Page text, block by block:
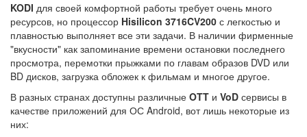
KODI для своей комфортной работы требует очень много
ресурсов, но процессор Hisilicon 3716CV200 с легкостью и
плавностью выполняет все эти задачи. В наличии фирменные
"вкусности" как запоминание времени остановки последнего
просмотра, перемотки прыжками по главам образов DVD или
BD дисков, загрузка обложек к фильмам и многое другое.
В разных странах доступны различные OTT и VoD сервисы в
качестве приложений для ОС Android, вот лишь некоторые из
них: